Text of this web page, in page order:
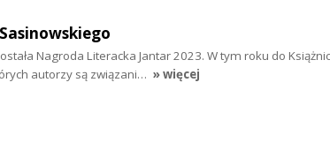
Nagroda Literacka Jantar 2023. W tym roku do
autorzy są związani… » więcej